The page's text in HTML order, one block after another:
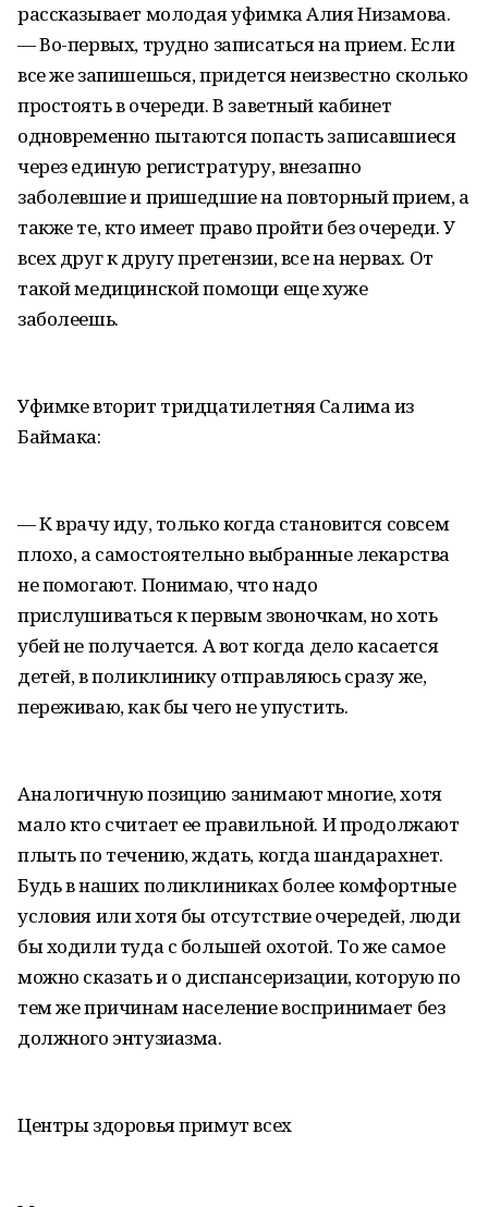
рассказывает молодая уфимка Алия Низамова.
— Во-первых, трудно записаться на прием. Если
все же запишешься, придется неизвестно сколько
простоять в очереди. В заветный кабинет
одновременно пытаются попасть записавшиеся
через единую регистратуру, внезапно
заболевшие и пришедшие на повторный прием, а
также те, кто имеет право пройти без очереди. У
всех друг к другу претензии, все на нервах. От
такой медицинской помощи еще хуже
заболеешь.
Уфимке вторит тридцатилетняя Салима из
Баймака:
— К врачу иду, только когда становится совсем
плохо, а самостоятельно выбранные лекарства
не помогают. Понимаю, что надо
прислушиваться к первым звоночкам, но хоть
убей не получается. А вот когда дело касается
детей, в поликлинику отправляюсь сразу же,
переживаю, как бы чего не упустить.
Аналогичную позицию занимают многие, хотя
мало кто считает ее правильной. И продолжают
плыть по течению, ждать, когда шандарахнет.
Будь в наших поликлиниках более комфортные
условия или хотя бы отсутствие очередей, люди
бы ходили туда с большей охотой. То же самое
можно сказать и о диспансеризации, которую по
тем же причинам население воспринимает без
должного энтузиазма.
Центры здоровья примут всех